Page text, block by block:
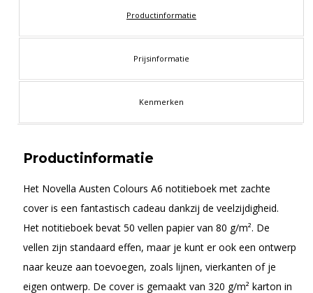
Productinformatie
Prijsinformatie
Kenmerken
Productinformatie
Het Novella Austen Colours A6 notitieboek met zachte
cover is een fantastisch cadeau dankzij de veelzijdigheid.
Het notitieboek bevat 50 vellen papier van 80 g/m². De
vellen zijn standaard effen, maar je kunt er ook een ontwerp
naar keuze aan toevoegen, zoals lijnen, vierkanten of je
eigen ontwerp. De cover is gemaakt van 320 g/m² karton in